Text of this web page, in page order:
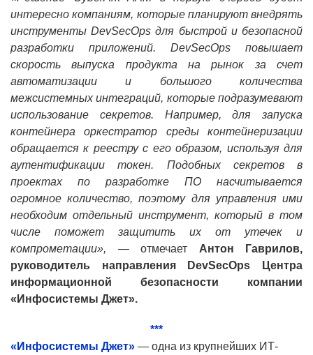
интересно компаниям, которые планируют внедрять
инструменты DevSecOps для быстрой и безопасной
разработки приложений. DevSecOps повышает
скорость выпуска продукта на рынок за счет
автоматизации и большого количества
межсистемных интеграций, которые подразумевают
использование секретов. Например, для запуска
контейнера оркестратор среды контейнеризации
обращается к реестру с его образом, используя для
аутентификации токен. Подобных секретов в
проектах по разработке ПО насчитывается
огромное количество, поэтому для управления ими
необходим отдельный инструмент, который в том
числе поможет защитить их от утечек и
компрометации», — отмечает Антон Гаврилов,
руководитель направления
DevSecOps Центра
информационной безопасности компании
«Инфосистемы Джет».
***
«Инфосистемы Джет» — одна из крупнейших ИТ-